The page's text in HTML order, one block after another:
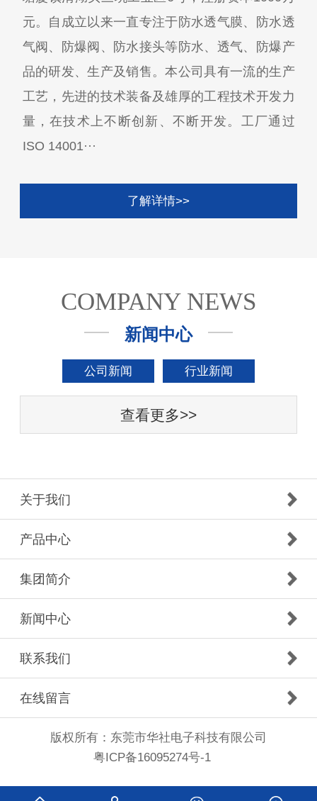
元。自成立以来一直专注于防水透气膜、防水透
气阀、防爆阀、防水接头等防水、透气、防爆产
品的研发、生产及销售。本公司具有一流的生产
工艺，先进的技术装备及雄厚的工程技术开发力
量，在技术上不断创新、不断开发。工厂通过
ISO 14001···
了解详情>>
COMPANY NEWS
新闻中心
公司新闻 行业新闻
查看更多>>
关于我们
产品中心
集团简介
新闻中心
联系我们
在线留言
版权所有：东莞市华社电子科技有限公司
粤ICP备16095274号-1